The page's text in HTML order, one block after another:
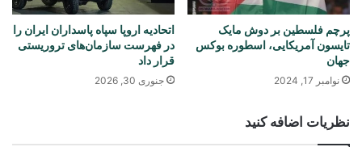
پرچم فلسطین بر دوش مایک
تایسون آمریکایی، اسطوره بوکس
جهان
نوامبر 17, 2024
اتحادیه اروپا سپاه پاسداران ایران را
در فهرست سازمان‌های تروریستی
قرار داد
جنوری 30, 2026
نظریات اضافه کنید